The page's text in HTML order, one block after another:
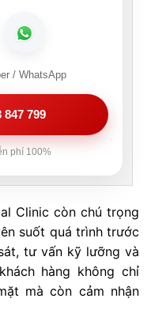
/ WhatsApp
799
phí 100%
Clinic còn chú trọng
suốt quá trình trước
tư vấn kỹ lưỡng và
hàng không chỉ
mà còn cảm nhận